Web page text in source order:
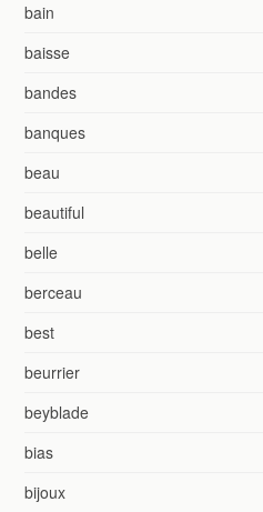
bain
baisse
bandes
banques
beau
beautiful
belle
berceau
best
beurrier
beyblade
bias
bijoux